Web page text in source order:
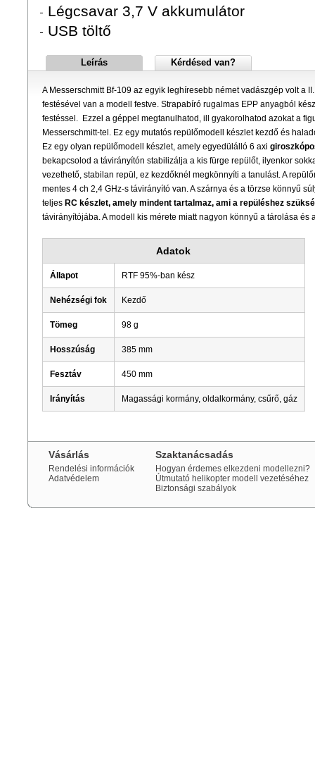
Légcsavar 3,7 V akkumulátor
USB töltő
Leírás Kérdésed van?
A Messerschmitt Bf-109 az egyik leghíresebb német vadászgép volt a
festésével van a modell festve. Strapabíró rugalmas EPP anyagból
festéssel. Ezzel a géppel megtanulhatod, ill gyakorolhatod azokat a
Messerschmitt-tel. Ez egy mutatós repülőmodell készlet kezdő és
Ez egy olyan repülőmodell készlet, amely egyedülálló 6 axi
bekapcsolod a távirányítón stabilizálja a kis fürge repülőt, ilyenkor
vezethető, stabilan repül, ez kezdőknél megkönnyíti a tanulást. A
mentes 4 ch 2,4 GHz-s távirányító van. A szárnya és a törzse könnyű
teljes RC készlet, amely mindent tartalmaz, ami a repüléshez
távirányítójába. A modell kis mérete miatt nagyon könnyű a tárolása és
Adatok
Állapot RTF 95%-ban kész
Nehézségi fok Kezdő
Tömeg 98 g
Hosszúság 385 mm
Fesztáv 450 mm
Irányítás Magassági kormány, oldalkormány, csűrő, gáz
Vásárlás
Rendelési információk
Adatvédelem
Szaktanácsadás
Hogyan érdemes elkezdeni modellezni?
Útmutató helikopter modell vezetéséhez
Biztonsági szabályok